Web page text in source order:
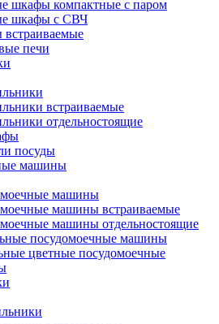
шкафы компактные с паром
шкафы с СВЧ
печи
встраиваемые
отдельностоящие
посуды
машины
машины
машины встраиваемые
машины отдельностоящие
посудомоечные машины
цветные посудомоечные